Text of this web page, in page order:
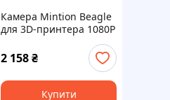
Камера Mintion Beagle
для 3D-принтера 1080P
керування моніторинг
2 158₴
Купити